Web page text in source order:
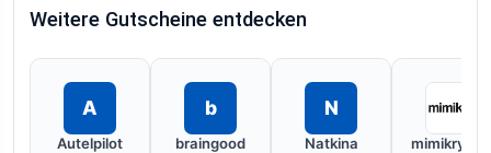
Weitere Gutscheine entdecken
A
Autelpilot
b
braingood
N
Natkina mimikry.me